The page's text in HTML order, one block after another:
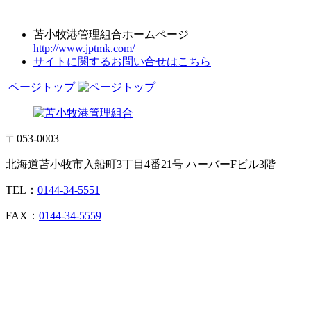
苫小牧港管理組合ホームページ
http://www.jptmk.com/
サイトに関するお問い合せはこちら
ページトップ
〒053-0003
北海道苫小牧市入船町3丁目4番21号 ハーバーFビル3階
TEL： 0144-34-5551
FAX： 0144-34-5559